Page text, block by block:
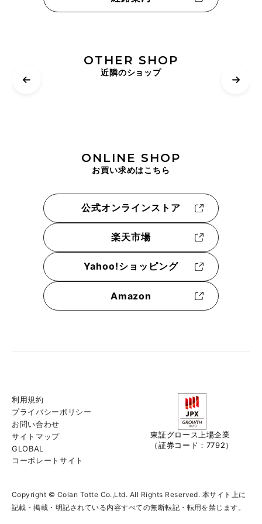
OTHER SHOP
近隣のショップ
ONLINE SHOP
お買い求めはこちら
公式オンラインストア
楽天市場
Yahoo!ショッピング
Amazon
利用規約
プライバシーポリシー
お問い合わせ
サイトマップ
GLOBAL
コーポレートサイト
東証グロース上場企業
（証券コード：7792）
Copyright © Colan Totte Co.,Ltd. All Rights Reserved. 本サイト上に
記載・掲載・明記されている内容すべての無断転記・転用を禁じます。